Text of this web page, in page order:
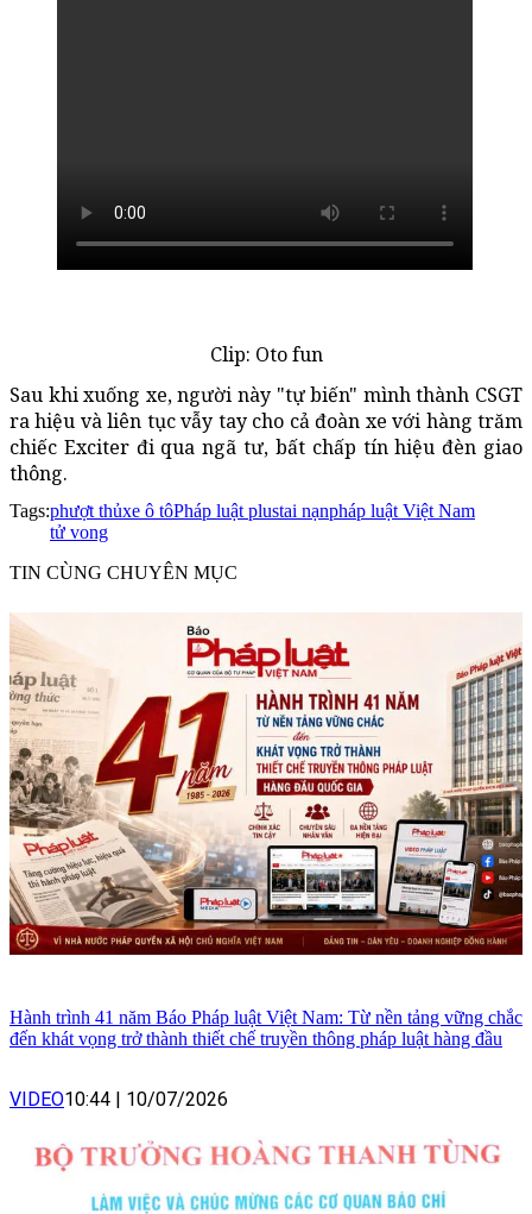
Clip: Oto fun
Sau khi xuống xe, người này "tự biến" mình thành CSGT
ra hiệu và liên tục vẫy tay cho cả đoàn xe với hàng trăm
chiếc Exciter đi qua ngã tư, bất chấp tín hiệu đèn giao
thông.
Tags:phượt thủxe ô tôPháp luật plustai nạnpháp luật Việt Nam
tử vong
TIN CÙNG CHUYÊN MỤC
Hành trình 41 năm Báo Pháp luật Việt Nam: Từ nền tảng vững chắc
đến khát vọng trở thành thiết chế truyền thông pháp luật hàng đầu
VIDEO10:44 | 10/07/2026